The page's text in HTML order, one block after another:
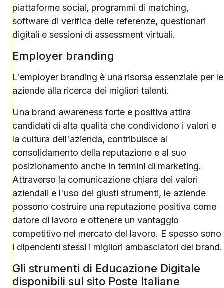
piattaforme social, programmi di matching,
software di verifica delle referenze, questionari
digitali e sessioni di assessment virtuali.
Employer branding
L'employer branding è una risorsa essenziale per le
aziende alla ricerca dei migliori talenti.
Una brand awareness forte e positiva attira
candidati di alta qualità che condividono i valori e
la cultura dell'azienda, contribuisce al
consolidamento della reputazione e al suo
posizionamento anche in termini di marketing.
Attraverso la comunicazione chiara dei valori
aziendali e l'uso dei giusti strumenti, le aziende
possono costruire una reputazione positiva come
datore di lavoro e ottenere un vantaggio
competitivo nel mercato del lavoro. E spesso sono
i dipendenti stessi i migliori ambasciatori del brand.
Gli strumenti di Educazione Digitale
disponibili sul sito Poste Italiane